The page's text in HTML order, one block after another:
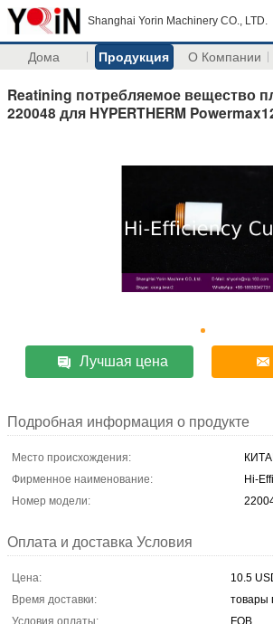
Shanghai Yorin Machinery CO., LTD.
Дома Продукция О Компании
Reatining потребляемое вещество
220048 для HYPERTHERM
Лучшая цена
Подробная информация о продукте
Место происхождения:
Фирменное наименование:
Hi-
Номер модели:
Оплата и доставка Условия
Цена:
10.5
Время доставки:
товары
Условия оплаты:
FOB